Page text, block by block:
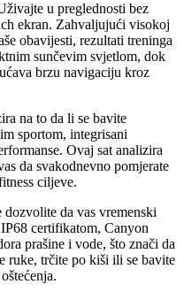
u preglednosti bez
ekran. Zahvaljujući visokoj
obavijesti, rezultati treninga
sunčevim svjetlom, dok
brzu navigaciju kroz
na to da li se bavite
sportom, integrisani
Ovaj sat analizira
da svakodnevno pomjerate
ciljeve.
dozvolite da vas vremenski
certifikatom, Canyon
prašine i vode, što znači da
ruke, trčite po kiši ili se bavite